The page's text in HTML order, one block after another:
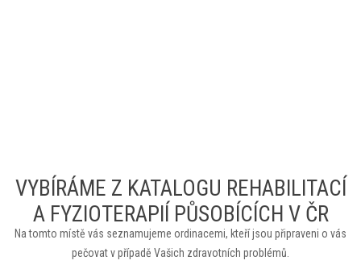
VYBÍRÁME Z KATALOGU REHABILITACÍ
A FYZIOTERAPIÍ PŮSOBÍCÍCH V ČR
Na tomto místě vás seznamujeme ordinacemi, kteří jsou připraveni o vás
pečovat v případě Vašich zdravotních problémů.